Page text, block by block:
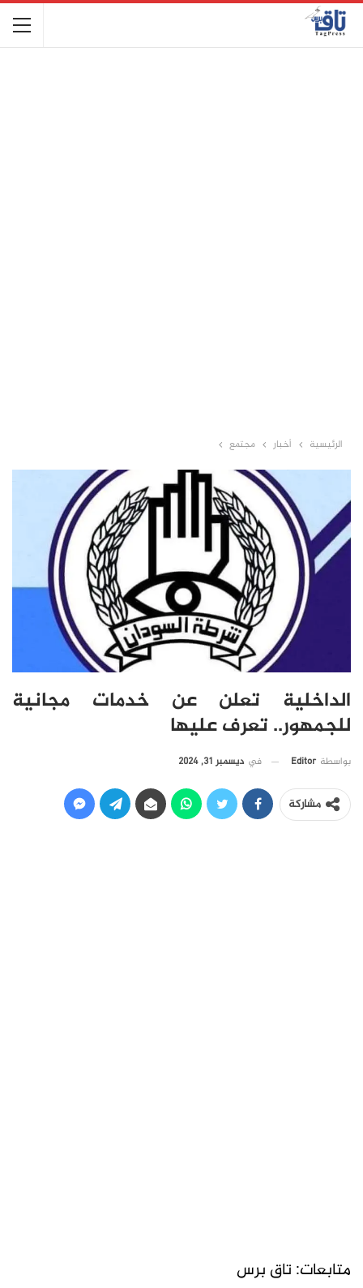
الرئيسية أخبار مجتمع
الداخلية تعلن عن خدمات مجانية
للجمهور.. تعرف عليها
بواسطة Editor في ديسمبر 31, 2024
مشاركة
متابعات: تاق برس